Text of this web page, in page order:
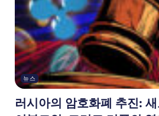
뉴스
러시아의 암호화폐 추진: